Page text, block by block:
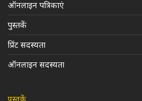
ऑनलाइन पत्रिकाएं
पुस्तकें
प्रिंट सदस्यता
ऑनलाइन सदस्यता
पुस्तकें